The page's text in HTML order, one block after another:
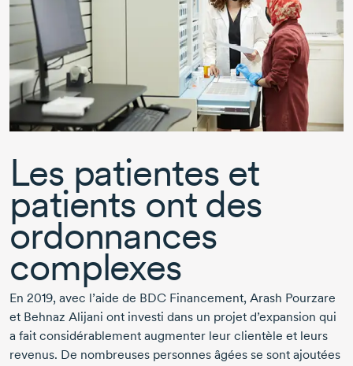
Les patientes et
patients ont des
ordonnances
complexes
En 2019, avec l’aide de BDC Financement, Arash Pourzare
et Behnaz Alijani ont investi dans un projet d’expansion qui
a fait considérablement augmenter leur clientèle et leurs
revenus. De nombreuses personnes âgées se sont ajoutées